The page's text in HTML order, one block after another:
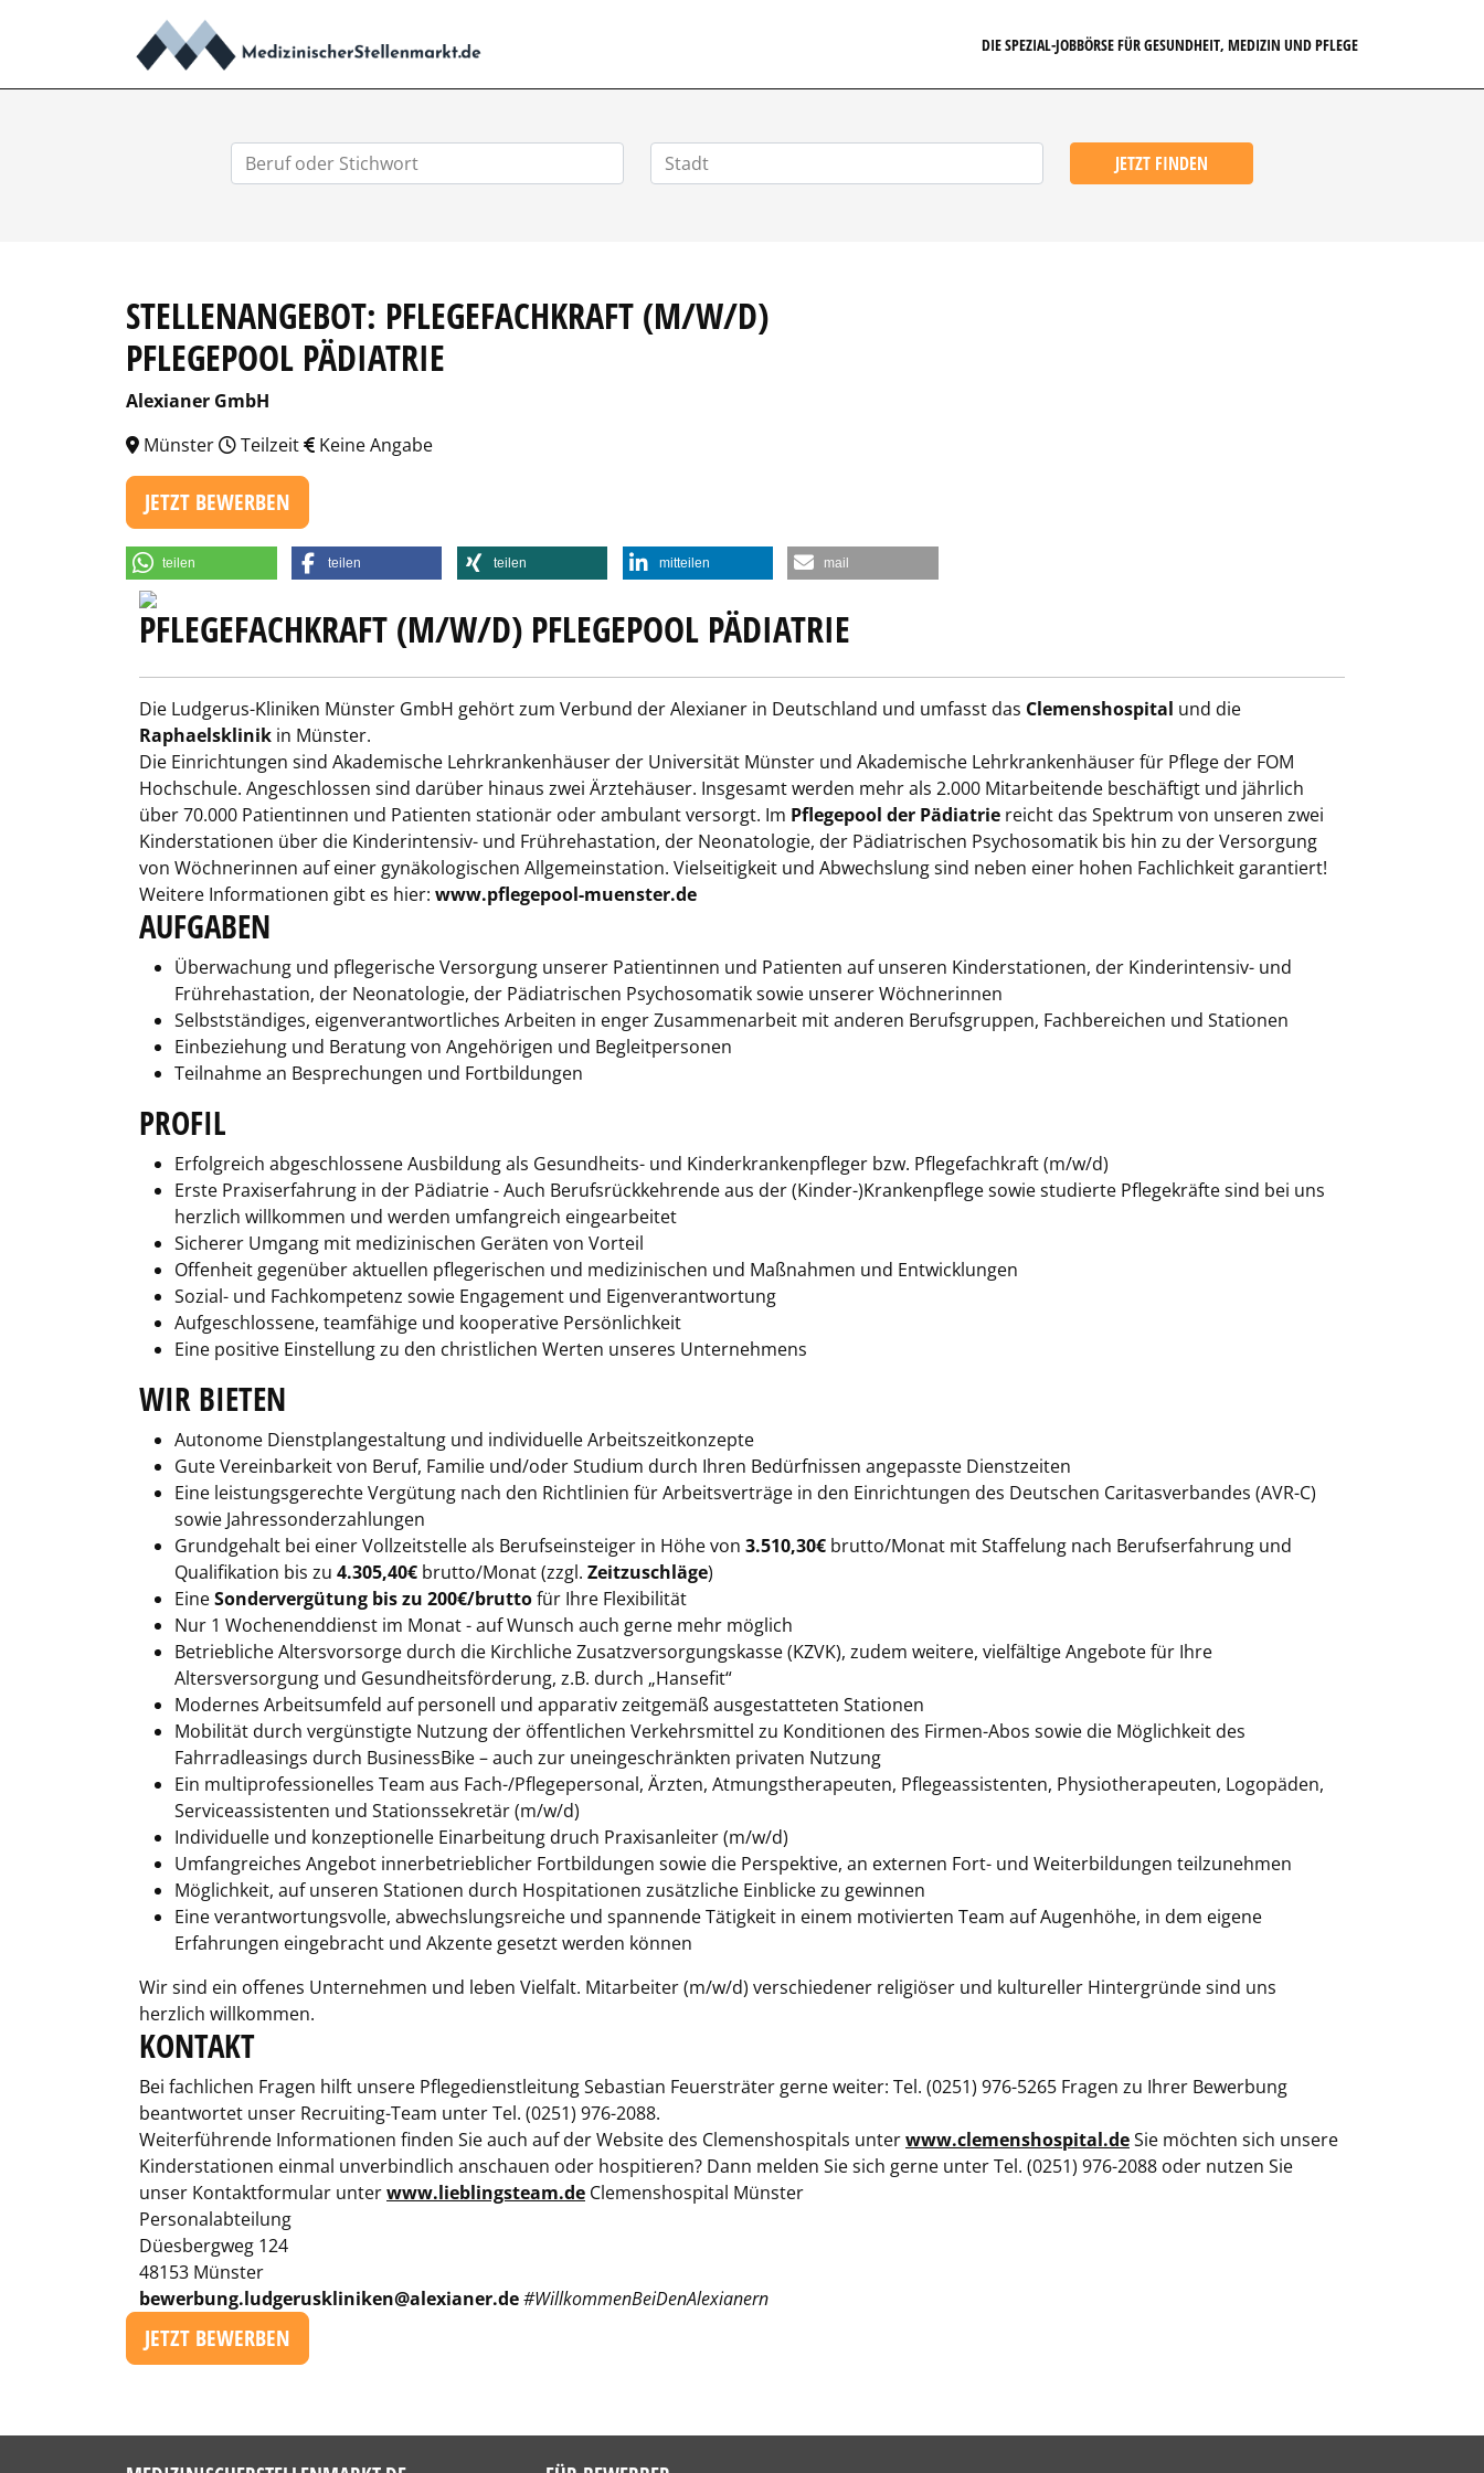
DIE SPEZIAL-JOBBÖRSE FÜR GESUNDHEIT, MEDIZIN UND PFLEGE
JETZT FINDEN
STELLENANGEBOT: PFLEGEFACHKRAFT (M/W/D)
PFLEGEPOOL PÄDIATRIE
Alexianer GmbH
Münster
Teilzeit Keine Angabe
JETZT BEWERBEN
teilen teilen teilen mitteilen mail
PFLEGEFACHKRAFT (M/W/D) PFLEGEPOOL PÄDIATRIE
Die Ludgerus-Kliniken Münster GmbH gehört zum Verbund der Alexianer in Deutschland und umfasst das Clemenshospital und die
Raphaelsklinik in Münster.
Die Einrichtungen sind Akademische Lehrkrankenhäuser der Universität Münster und Akademische Lehrkrankenhäuser für Pflege der FOM
Hochschule. Angeschlossen sind darüber hinaus zwei Ärztehäuser. Insgesamt werden mehr als 2.000 Mitarbeitende beschäftigt und jährlich
über 70.000 Patientinnen und Patienten stationär oder ambulant versorgt. Im Pflegepool der Pädiatrie reicht das Spektrum von unseren zwei
Kinderstationen über die Kinderintensiv-​ und Frührehastation, der Neonatologie, der Pädiatrischen Psychosomatik bis hin zu der Versorgung
von Wöchnerinnen auf einer gynäkologischen Allgemeinstation. Vielseitigkeit und Abwechslung sind neben einer hohen Fachlichkeit garantiert!
Weitere Informationen gibt es hier: www.pflegepool-muenster.de
AUFGABEN
Überwachung und pflegerische Versorgung unserer Patientinnen und Patienten auf unseren Kinderstationen, der Kinderintensiv-​ und
Frührehastation, der Neonatologie, der Pädiatrischen Psychosomatik sowie unserer Wöchnerinnen
Selbstständiges, eigenverantwortliches Arbeiten in enger Zusammenarbeit mit anderen Berufsgruppen, Fachbereichen und Stationen
Einbeziehung und Beratung von Angehörigen und Begleitpersonen
Teilnahme an Besprechungen und Fortbildungen
PROFIL
Erfolgreich abgeschlossene Ausbildung als Gesundheits- und Kinderkrankenpfleger bzw. Pflegefachkraft (m/w/d)
Erste Praxiserfahrung in der Pädiatrie - Auch Berufsrückkehrende aus der (Kinder-)Krankenpflege sowie studierte Pflegekräfte sind bei uns
herzlich willkommen und werden umfangreich eingearbeitet
Sicherer Umgang mit medizinischen Geräten von Vorteil
Offenheit gegenüber aktuellen pflegerischen und medizinischen und Maßnahmen und Entwicklungen
Sozial- und Fachkompetenz sowie Engagement und Eigenverantwortung
Aufgeschlossene, teamfähige und kooperative Persönlichkeit
Eine positive Einstellung zu den christlichen Werten unseres Unternehmens
WIR BIETEN
Autonome Dienstplangestaltung und individuelle Arbeitszeitkonzepte
Gute Vereinbarkeit von Beruf, Familie und/oder Studium durch Ihren Bedürfnissen angepasste Dienstzeiten
Eine leistungsgerechte Vergütung nach den Richtlinien für Arbeitsverträge in den Einrichtungen des Deutschen Caritasverbandes (AVR-C)
sowie Jahressonderzahlungen
Grundgehalt bei einer Vollzeitstelle als Berufseinsteiger in Höhe von 3.510,30€ brutto/Monat mit Staffelung nach Berufserfahrung und
Qualifikation bis zu 4.305,40€ brutto/Monat (zzgl. Zeitzuschläge)
EineSondervergütung bis zu 200€/bruttofür Ihre Flexibilität
Nur 1 Wochenenddienst im Monat - auf Wunsch auch gerne mehr möglich
Betriebliche Altersvorsorge durch die Kirchliche Zusatzversorgungskasse (KZVK), zudem weitere, vielfältige Angebote für Ihre
Altersversorgung und Gesundheitsförderung, z.B. durch „Hansefit“
Modernes Arbeitsumfeld auf personell und apparativ zeitgemäß ausgestatteten Stationen
Mobilität durch vergünstigte Nutzung der öffentlichen Verkehrsmittel zu Konditionen des Firmen-Abos sowie die Möglichkeit des
Fahrradleasings durch BusinessBike – auch zur uneingeschränkten privaten Nutzung
Ein multiprofessionelles Team aus Fach-/Pflegepersonal, Ärzten, Atmungstherapeuten, Pflegeassistenten, Physiotherapeuten, Logopäden,
Serviceassistenten und Stationssekretär (m/w/d)
Individuelle und konzeptionelle Einarbeitung druch Praxisanleiter (m/w/d)
Umfangreiches Angebot innerbetrieblicher Fortbildungen sowie die Perspektive, an externen Fort- und Weiterbildungen teilzunehmen
Möglichkeit, auf unseren Stationen durch Hospitationen zusätzliche Einblicke zu gewinnen
Eine verantwortungsvolle, abwechslungsreiche und spannende Tätigkeit in einem motivierten Team auf Augenhöhe, in dem eigene
Erfahrungen eingebracht und Akzente gesetzt werden können
Wir sind ein offenes Unternehmen und leben Vielfalt. Mitarbeiter (m/w/d) verschiedener religiöser und kultureller Hintergründe sind uns
herzlich willkommen.
KONTAKT
Bei fachlichen Fragen hilft unsere Pflegedienstleitung Sebastian Feuersträter gerne weiter: Tel. (0251) 976-5265 Fragen zu Ihrer Bewerbung
beantwortet unser Recruiting-Team unter Tel. (0251) 976-2088.
Weiterführende Informationen finden Sie auch auf der Website des Clemenshospitals unterwww.clemenshospital.deSie möchten sich unsere
Kinderstationen einmal unverbindlich anschauen oder hospitieren? Dann melden Sie sich gerne unter Tel. (0251) 976-2088 oder nutzen Sie
unser Kontaktformular unterwww.lieblingsteam.de Clemenshospital Münster
Personalabteilung
Düesbergweg 124
48153 Münster
bewerbung.ludgeruskliniken@alexianer.de#WillkommenBeiDenAlexianern
JETZT BEWERBEN